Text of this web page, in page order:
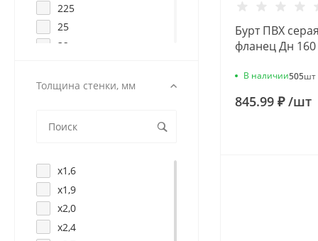
225
25
32
50
Толщина стенки, мм
х1,6
х1,9
х2,0
х2,4
Бурт ПВХ
фланец Дн
В наличии505шт
845.99 ₽/шт